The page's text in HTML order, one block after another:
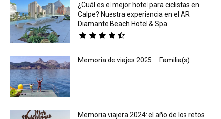
¿Cuál es el mejor hotel para ciclistas en
Calpe? Nuestra experiencia en el AR
Diamante Beach Hotel & Spa
Memoria de viajes 2025 – Familia(s)
Memoria viajera 2024: el año de los retos